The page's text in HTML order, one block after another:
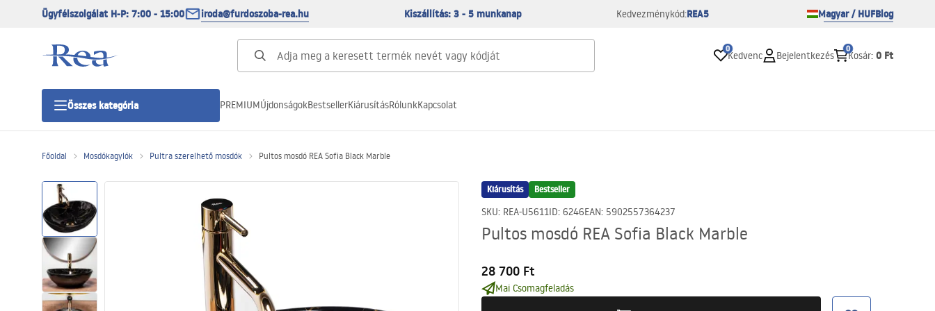
Ügyfélszolgálat H-P: 7:00 - 15:00 iroda@furdoszoba-rea.hu Kiszállítás: 3 - 5 munkanap Kedvezménykód:REA5 Magyar / HUFBlog
0
Kedvenc Bejelentkezés
0
Kosár: 0 Ft
Összes kategória
Zuhanyajtó
Zuhanytálcák
Zuhanylefolyók
PREMIUMÚjdonságokBestsellerKiárusításRólunkKapcsolat
Főoldal Mosdókagylók Pultra szerelhető mosdók Pultos mosdó REA Sofia Black Marble
Kiárusítás Bestseller
SKU: REA-U5611ID: 6246EAN: 5902557364237
Pultos mosdó REA Sofia Black Marble
28 700 Ft
Mai Csomagfeladás